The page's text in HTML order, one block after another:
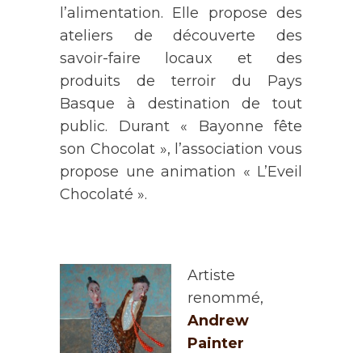
l’alimentation. Elle propose des
ateliers de découverte des
savoir-faire locaux et des
produits de terroir du Pays
Basque à destination de tout
public. Durant « Bayonne fête
son Chocolat », l’association vous
propose une animation « L’Eveil
Chocolaté ».
Artiste
renommé,
Andrew
Painter